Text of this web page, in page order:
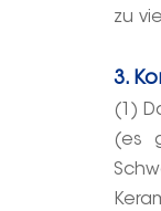
zu
3.
(1)
(es